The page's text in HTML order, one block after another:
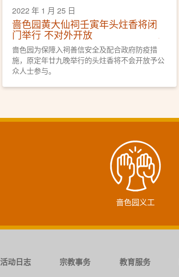
2022 年 1 月 25 日
啬色园黄大仙祠壬寅年头炷香将闭
门举行 不对外开放
啬色园为保障入祠善信安全及配合政府防疫措
施，原定年廿九晚举行的头炷香将不会开放予公
众人士参与。
啬色园义工
活动日志 宗教事务 教育服务